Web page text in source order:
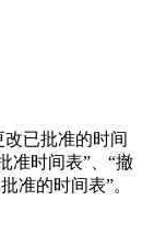
已批准的时间
准时间表”、“撤
准的时间表”。